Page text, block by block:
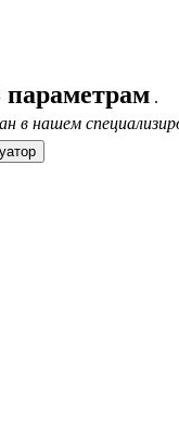
.
в нашем